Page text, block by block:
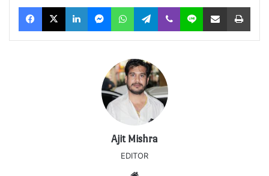
Facebook
X LinkedInMessengerWhatsAppTelegram
Viber Line Share via Email Print
Ajit Mishra
EDITOR